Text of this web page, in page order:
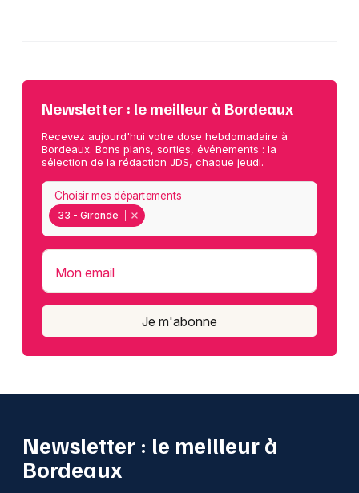
Newsletter : le meilleur à Bordeaux
Recevez aujourd'hui votre dose hebdomadaire à
Bordeaux. Bons plans, sorties, événements : la
sélection de la rédaction JDS, chaque jeudi.
33 - Gironde
Choisir mes départements
Mon email
Je m'abonne
Newsletter : le meilleur à
Bordeaux